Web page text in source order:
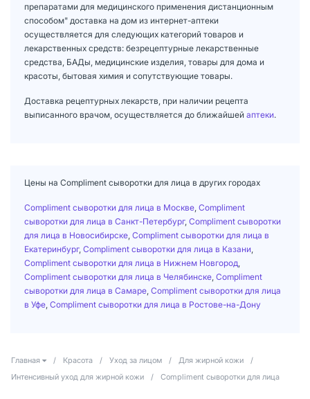
препаратами для медицинского применения дистанционным
способом" доставка на дом из интернет-аптеки
осуществляется для следующих категорий товаров и
лекарственных средств: безрецептурные лекарственные
средства, БАДы, медицинские изделия, товары для дома и
красоты, бытовая химия и сопутствующие товары.
Доставка рецептурных лекарств, при наличии рецепта
выписанного врачом, осуществляется до ближайшей аптеки.
Цены на Compliment сыворотки для лица в других городах
Compliment сыворотки для лица в Москве Compliment
сыворотки для лица в Санкт-Петербург, Compliment сыворотки
для лица в Новосибирске Compliment сыворотки для лица в
Екатеринбург, Compliment сыворотки для лица в Казани
Compliment сыворотки для лица в Нижнем Новгород
Compliment сыворотки для лица в Челябинске Compliment
сыворотки для лица в Самаре Compliment сыворотки для лица
в Уфе Compliment сыворотки для лица в Ростове-на-Дону
Главная / Красота / Уход за лицом / Для жирной кожи
/
Интенсивный уход для жирной кожи
/ Compliment сыворотки для лица